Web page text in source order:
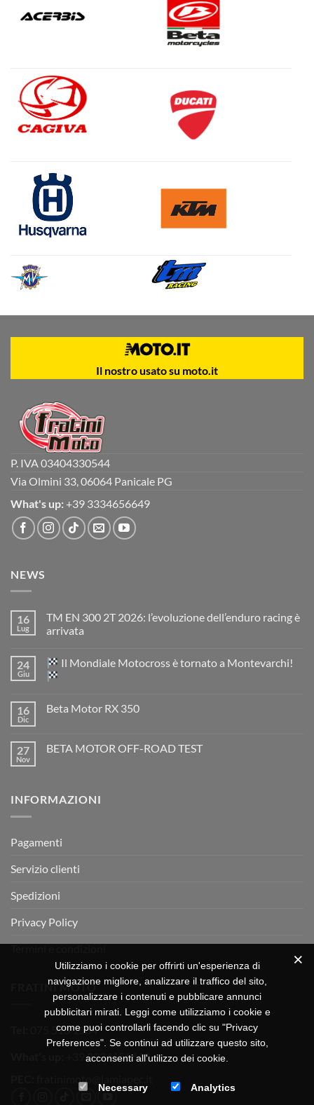
Il nostro usato su moto.it
P. IVA 03404330544
Via Olmini 33, 06064 Panicale PG
What's up: +39 3334656649
NEWS
16
Lug
TM EN 300 2T 2026: l’evoluzione dell’enduro racing è
arrivata
su
TM
EN
2026:
è
arrivata
24
Giu
Il Mondiale Motocross è tornato a Montevarchi!
su
Motocross
è
16
Dic
Beta Motor RX 350
Beta
27
Nov
BETA MOTOR OFF-ROAD TEST
MOTOR
INFORMAZIONI
Pagamenti
Servizio clienti
Spedizioni
Privacy Policy
Termini e condizioni
FRATINI MOTO
075 518 1504
+39 3334656649
Utilizziamo i cookie per offrirti un'esperienza di
navigazione migliore, analizzare il traffico del sito,
personalizzare i contenuti e pubblicare annunci
pubblicitari mirati. Leggi come utilizziamo i cookie e
come puoi controllarli facendo clic su "Privacy
Preferences". Se continui ad utilizzare questo sito,
acconsenti all'utilizzo dei cookie.
Necessary Analytics